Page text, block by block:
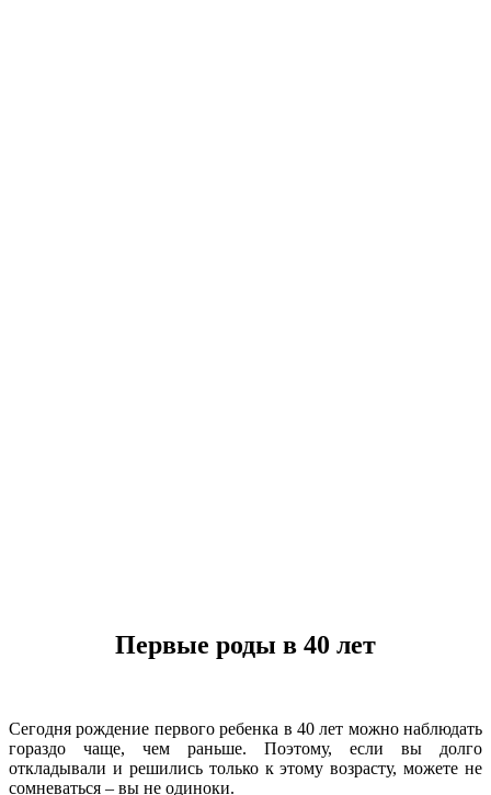
Первые роды в 40 лет
Сегодня рождение первого ребенка в 40 лет можно наблюдать
гораздо чаще, чем раньше. Поэтому, если вы долго
откладывали и решились только к этому возрасту, можете не
сомневаться – вы не одиноки.